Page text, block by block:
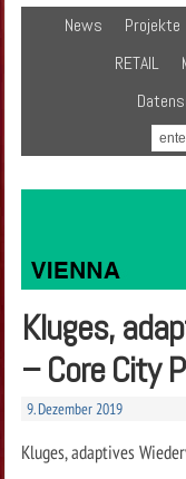
News Projekte
RETAIL
Kluges,
– Core City
9. Dezember 2019
Kluges, adaptives